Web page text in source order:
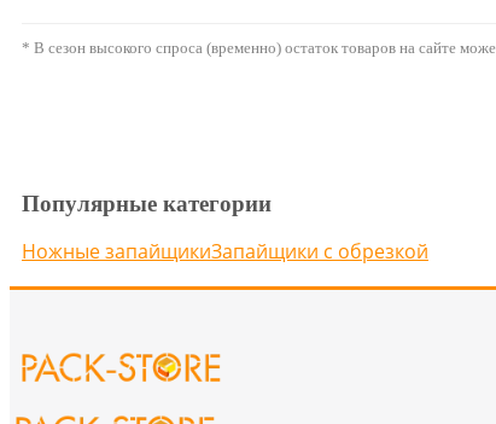
* В сезон высокого спроса (временно) остаток товаров на сайте
Популярные категории
Ножные запайщикиЗапайщики с обрезкой